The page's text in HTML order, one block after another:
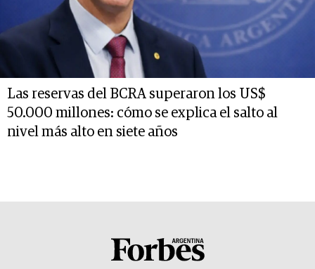
Las reservas del BCRA superaron los US$
50.000 millones: cómo se explica el salto al
nivel más alto en siete años